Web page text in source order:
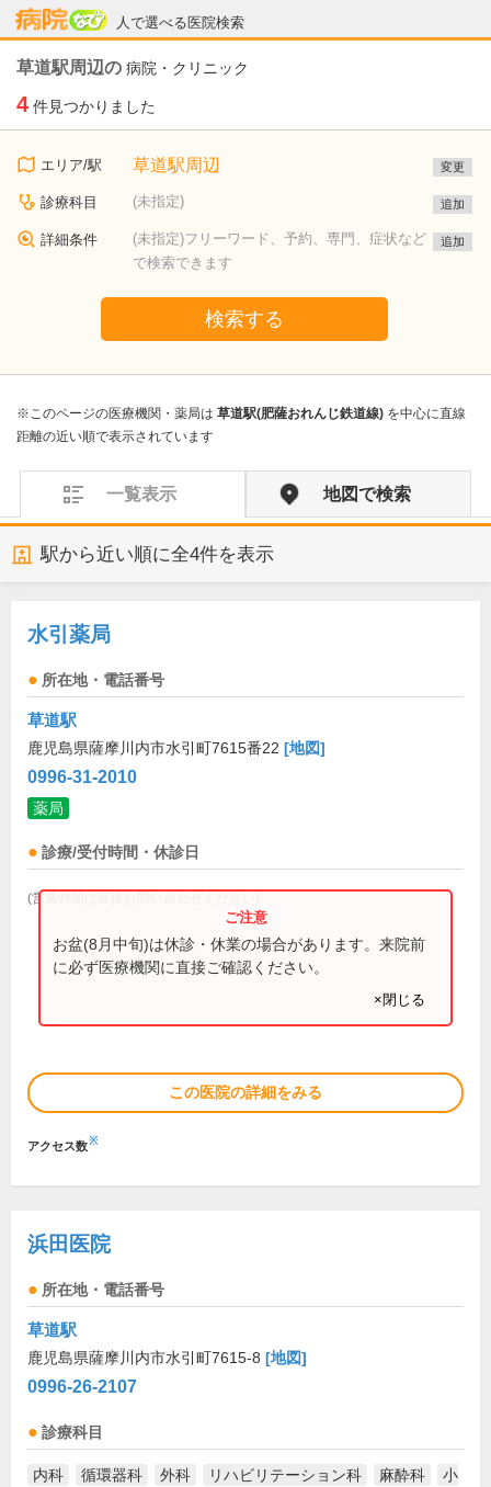
人で選べる医院検索
病院なび
草道駅周辺の 病院・クリニック
4 件見つかりました
エリア/駅 草道駅周辺 変更
診療科目 (未指定) 追加
詳細条件
(未指定)フリーワード、予約、専門、症状など
で検索できます
追加
検索する
※このページの医療機関・薬局は 草道駅(肥薩おれんじ鉄道線) を中心に直線
距離の近い順で表示されています
一覧表示 地図で検索
駅から近い順に全4件を表示
水引薬局
所在地・電話番号
草道駅
鹿児島県薩摩川内市水引町7615番22 [地図]
0996-31-2010
薬局
診療/受付時間・休診日
(営業時間は直接お問い合わせください)
お盆(8月中旬)は休診・休業の場合があります。来院前
に必ず医療機関に直接ご確認ください。
×閉じる
この医院の詳細をみる
アクセス数※
浜田医院
所在地・電話番号
草道駅
鹿児島県薩摩川内市水引町7615-8 [地図]
0996-26-2107
診療科目
内科 循環器科 外科 リハビリテーション科 麻酔科
小